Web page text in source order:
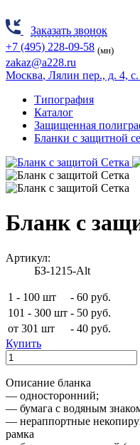
Заказать звонок
+7 (495) 228-09-58 (мн)
zakaz@a228.ru
Москва, Лялин пер., д. 4, с.
Типография
Каталог
Защищенная
Бланки с защитной
Бланк с
Артикул:
БЗ-1215-Alt
1 - 100 шт - 60 руб.
101 - 300 шт - 50 руб.
от 301 шт
- 40 руб.
Купить
Описание бланка
— односторонний;
— бумага с водяным
— нераппортные
рамка